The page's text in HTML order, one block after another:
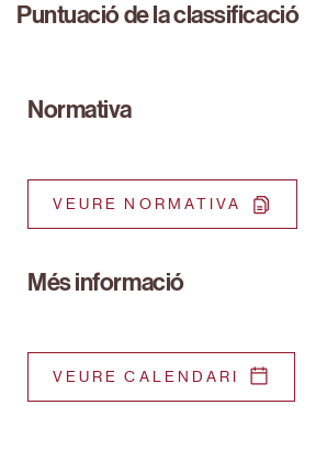
Puntuació de la classificació
Normativa
VEURE NORMATIVA
Més informació
VEURE CALENDARI